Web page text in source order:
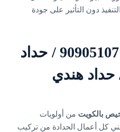
دون التأثير على جودة
حداد رخيص / 90905107 / حداد
حداد هندي
بالكويت من أولويات
كل أعمال الحدادة من تركيب